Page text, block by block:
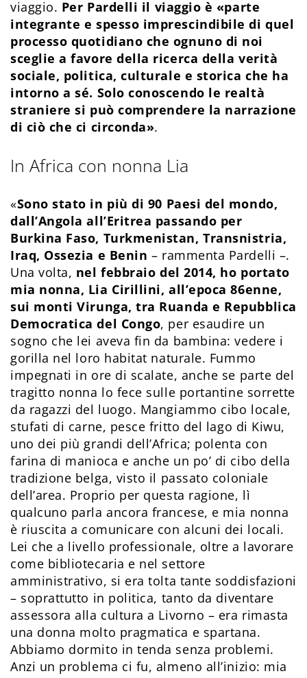
viaggio. Per Pardelli il viaggio è «parte
integrante e spesso imprescindibile di quel
processo quotidiano che ognuno di noi
sceglie a favore della ricerca della verità
sociale, politica, culturale e storica che ha
intorno a sé. Solo conoscendo le realtà
straniere si può comprendere la narrazione
di ciò che ci circonda».
In Africa con nonna Lia
«Sono stato in più di 90 Paesi del mondo,
dall’Angola all’Eritrea passando per
Burkina Faso, Turkmenistan, Transnistria,
Iraq, Ossezia e Benin – rammenta Pardelli –.
Una volta, nel febbraio del 2014, ho portato
mia nonna, Lia Cirillini, all’epoca 86enne,
sui monti Virunga, tra Ruanda e Repubblica
Democratica del Congo, per esaudire un
sogno che lei aveva fin da bambina: vedere i
gorilla nel loro habitat naturale. Fummo
impegnati in ore di scalate, anche se parte del
tragitto nonna lo fece sulle portantine sorrette
da ragazzi del luogo. Mangiammo cibo locale,
stufati di carne, pesce fritto del lago di Kiwu,
uno dei più grandi dell’Africa; polenta con
farina di manioca e anche un po’ di cibo della
tradizione belga, visto il passato coloniale
dell’area. Proprio per questa ragione, lì
qualcuno parla ancora francese, e mia nonna
è riuscita a comunicare con alcuni dei locali.
Lei che a livello professionale, oltre a lavorare
come bibliotecaria e nel settore
amministrativo, si era tolta tante soddisfazioni
– soprattutto in politica, tanto da diventare
assessora alla cultura a Livorno – era rimasta
una donna molto pragmatica e spartana.
Abbiamo dormito in tenda senza problemi.
Anzi un problema ci fu, almeno all’inizio: mia